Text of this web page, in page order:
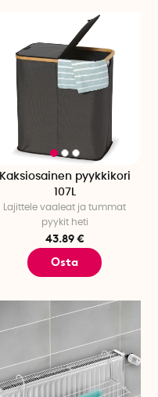
Kaksiosainen pyykkikori
107L
Lajittele vaaleat ja tummat
pyykit heti
43.89 €
Osta